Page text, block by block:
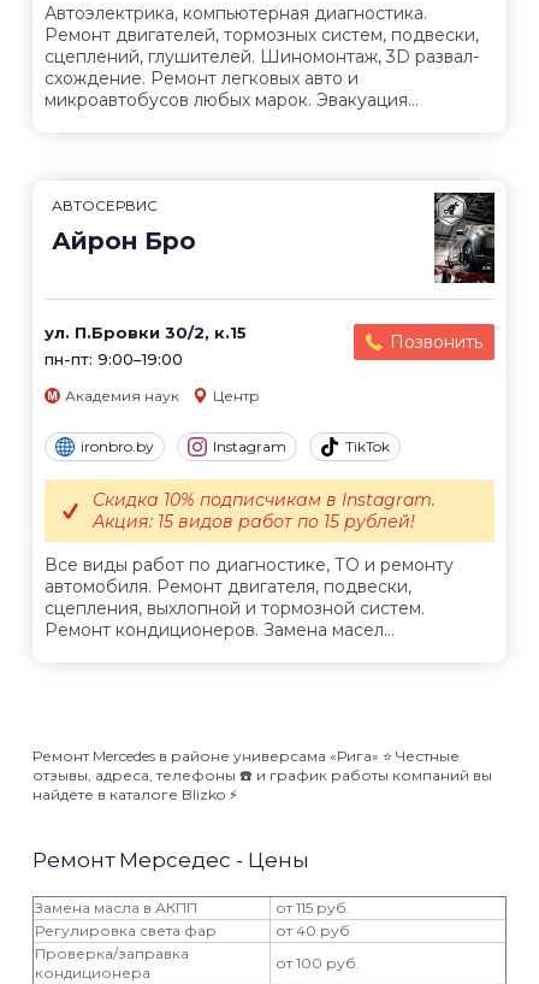
Автоэлектрика, компьютерная диагностика.
Ремонт двигателей, тормозных систем, подвески,
сцеплений, глушителей. Шиномонтаж, 3D развал-
схождение. Ремонт легковых авто и
микроавтобусов любых марок. Эвакуация...
АВТОСЕРВИС
Айрон Бро
ул. П.Бровки 30/2, к.15
пн-пт: 9:00–19:00
Позвонить
Академия наук Центр
ironbro.by Instagram TikTok
Все виды работ по диагностике, ТО и ремонту
автомобиля. Ремонт двигателя, подвески,
сцепления, выхлопной и тормозной систем.
Ремонт кондиционеров. Замена масел...
Скидка 10% подписчикам в Instagram.
Акция: 15 видов работ по 15 рублей!
Ремонт Mercedes в районе универсама «Рига» ⭐️ Честные
отзывы, адреса, телефоны ☎️ и график работы компаний вы
найдёте в каталоге Blizko ⚡️
Ремонт Мерседес - Цены
Замена масла в АКПП
от 115 руб.
Регулировка света фар
от 40 руб.
Проверка/заправка
кондиционера
от 100 руб.